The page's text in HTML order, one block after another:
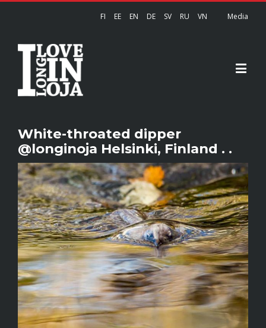
FI EE EN DE SV RU VN Media
White-throated dipper
@longinoja Helsinki, Finland . .
View
Larger
Image